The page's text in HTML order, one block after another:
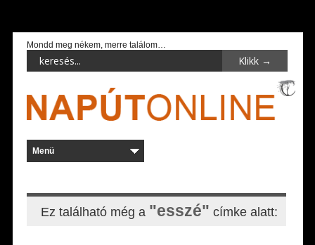
Mondd meg nékem, merre találom…
Ez található még a "esszé" címke alatt: